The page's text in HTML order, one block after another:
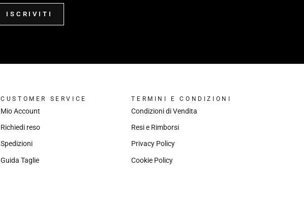
ISCRIVITI
CUSTOMER SERVICE
Mio Account
Richiedi reso
Spedizioni
Guida Taglie
TERMINI E CONDIZIONI
Condizioni di Vendita
Resi e Rimborsi
Privacy Policy
Cookie Policy